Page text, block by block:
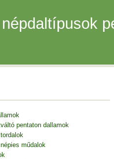
pentaton dallamok
műdalok